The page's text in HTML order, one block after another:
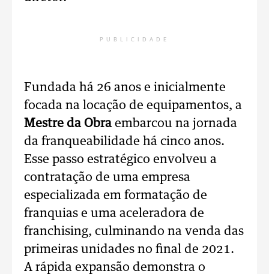
PUBLICIDADE
Fundada há 26 anos e inicialmente
focada na locação de equipamentos, a
Mestre da Obraembarcou na jornada
da franqueabilidade há cinco anos.
Esse passo estratégico envolveu a
contratação de uma empresa
especializada em formatação de
franquias e uma aceleradora de
franchising, culminando na venda das
primeiras unidades no final de 2021.
A rápida expansão demonstra o